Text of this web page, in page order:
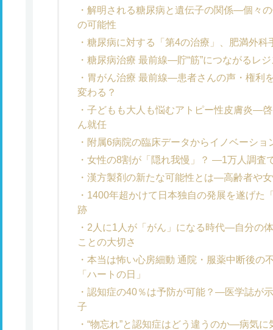
解明される糖尿病と遺伝子の関係―個々
の可能性
糖尿病に対する「第4の治療」、肥満外科
糖尿病治療 最前線―貯“筋”につながるレ
胃がん治療 最前線―患者さんの声・権利
変わる？
子どもも大人も悩むアトピー性皮膚炎―
ん就任
附属6病院の臨床データからイノベーシ
女性の8割が「隠れ我慢」？ ―1万人調査
漢方製剤の新たな可能性とは―高齢者や
1400年超かけて日本独自の発展を遂げた
跡
2人に1人が「がん」になる時代―自分の
ことの大切さ
本当は怖い心房細動 通院・服薬中断後の
「ハートの日」
認知症の40％は予防が可能？―医学誌が
子
“物忘れ”と認知症はどう違うのか―病気に